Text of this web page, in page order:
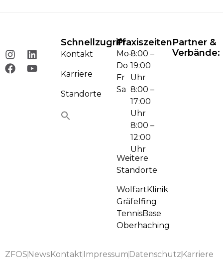
Schnellzugriff
Kontakt
Karriere
Standorte
Praxiszeiten
Mo–
Do
Fr
Sa
8:00 –
19:00
Uhr
8:00 –
17:00
Uhr
8:00 –
12:00
Uhr
Weitere
Standorte
WolfartKlinik
Gräfelfing
TennisBase
Oberhaching
Partner &
Verbände:
ZFOS News Kontakt Impressum Datenschutz Karriere